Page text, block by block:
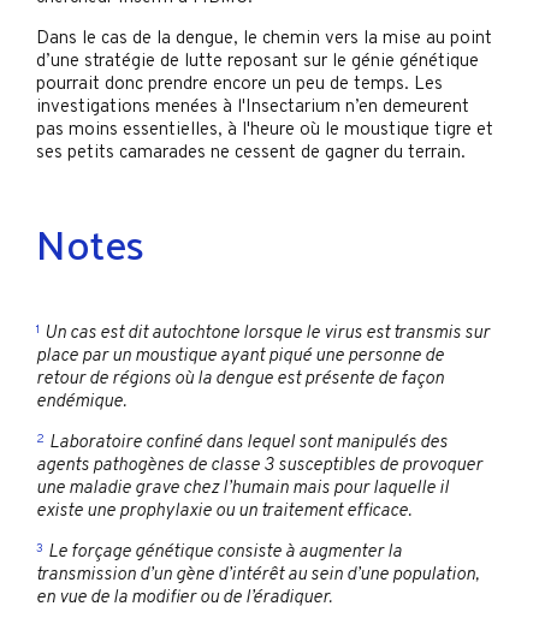
Dans le cas de la dengue, le chemin vers la mise au point
d’une stratégie de lutte reposant sur le génie génétique
pourrait donc prendre encore un peu de temps. Les
investigations menées à l'Insectarium n’en demeurent
pas moins essentielles, à l'heure où le moustique tigre et
ses petits camarades ne cessent de gagner du terrain.
Notes
1 Un cas est dit autochtone lorsque le virus est transmis sur
place par un moustique ayant piqué une personne de
retour de régions où la dengue est présente de façon
endémique.
2 Laboratoire confiné dans lequel sont manipulés des
agents pathogènes de classe 3 susceptibles de provoquer
une maladie grave chez l’humain mais pour laquelle il
existe une prophylaxie ou un traitement efficace.
3 Le forçage génétique consiste à augmenter la
transmission d’un gène d’intérêt au sein d’une population,
en vue de la modifier ou de l’éradiquer.